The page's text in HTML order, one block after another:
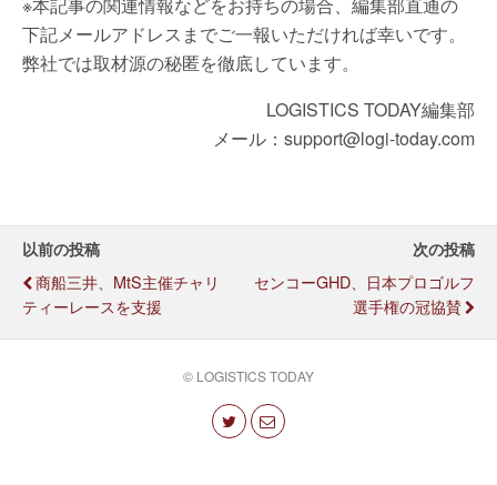
下記メールアドレスまでご一報いただければ幸いです。
弊社では取材源の秘匿を徹底しています。
LOGISTICS TODAY編集部
メール：support@logi-today.com
以前の投稿
商船三井、MtS主催チャリ
ティーレースを支援
次の投稿
センコーGHD、日本プロゴルフ
選手権の冠協賛
© LOGISTICS TODAY